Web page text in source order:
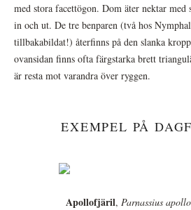
med stora facettögon. Dom äter nektar med
in och ut. De tre benparen (två hos
tillbakabildat!) återfinns på den slanka
ovansidan finns ofta färgstarka brett
är resta mot varandra över ryggen.
EXEMPEL PÅ
Apollofjäril, Parnassius apollo